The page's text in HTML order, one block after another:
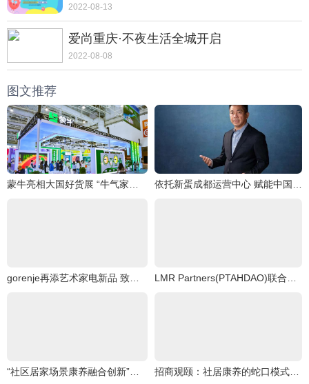
新体验
2022-08-13
爱尚重庆·不夜生活全城开启
2022-08-08
图文推荐